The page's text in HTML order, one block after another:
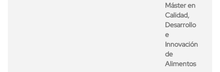
Máster en
Calidad,
Desarrollo
e
Innovación
de
Alimentos